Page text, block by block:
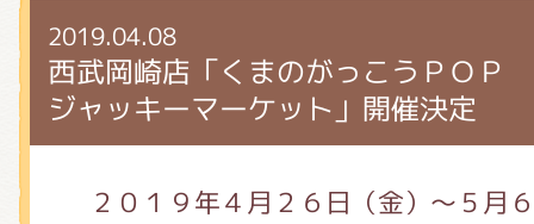
2019.04.08
西武岡崎店「くまのがっこうＰＯ
ジャッキーマーケット」開催決定
２０１９年４月２６日（金）～５月
絵本・作家紹介